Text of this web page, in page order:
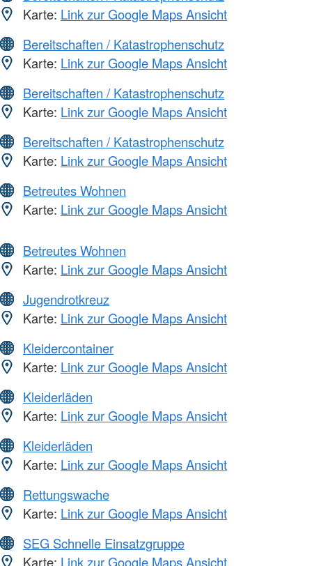
Karte: Link zur Google Maps Ansicht
Bereitschaften / Katastrophenschutz
Karte: Link zur Google Maps Ansicht
Bereitschaften / Katastrophenschutz
Karte: Link zur Google Maps Ansicht
Bereitschaften / Katastrophenschutz
Karte: Link zur Google Maps Ansicht
Betreutes Wohnen
Karte: Link zur Google Maps Ansicht
Betreutes Wohnen
Karte: Link zur Google Maps Ansicht
Jugendrotkreuz
Karte: Link zur Google Maps Ansicht
Kleidercontainer
Karte: Link zur Google Maps Ansicht
Kleiderläden
Karte: Link zur Google Maps Ansicht
Kleiderläden
Karte: Link zur Google Maps Ansicht
Rettungswache
Karte: Link zur Google Maps Ansicht
SEG Schnelle Einsatzgruppe
Karte: Link zur Google Maps Ansicht